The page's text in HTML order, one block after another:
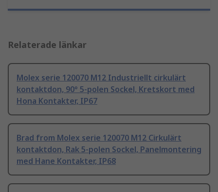
Relaterade länkar
Molex serie 120070 M12 Industriellt cirkulärt
kontaktdon, 90° 5-polen Sockel, Kretskort med
Hona Kontakter, IP67
Brad from Molex serie 120070 M12 Cirkulärt
kontaktdon, Rak 5-polen Sockel, Panelmontering
med Hane Kontakter, IP68